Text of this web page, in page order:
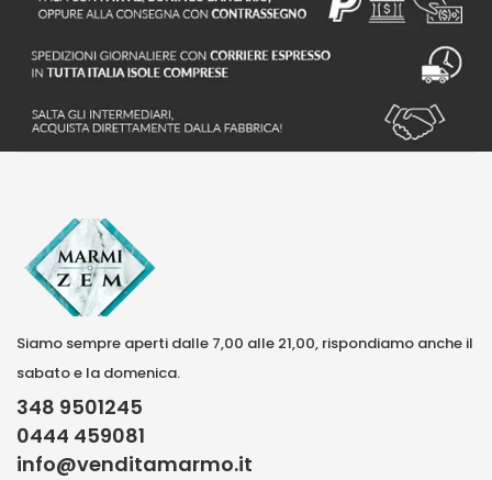
Siamo sempre aperti dalle 7,00 alle 21,00, rispondiamo anche il
sabato e la domenica.
348 9501245
0444 459081
info@venditamarmo.it